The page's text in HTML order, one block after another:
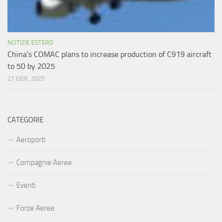
NOTIZIE ESTERO
China’s COMAC plans to increase production of C919 aircraft
to 50 by 2025
21 GEN, 2025
CATEGORIE
Aeroporti
Compagnie Aeree
Eventi
Forze Aeree